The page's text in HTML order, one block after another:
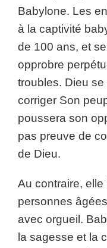
Babylone. Les
à la captivité
de 100 ans, et
opprobre
troubles. Dieu
corriger Son
poussera son
pas preuve de
de Dieu.
Au contraire,
personnes
avec orgueil.
la sagesse et la